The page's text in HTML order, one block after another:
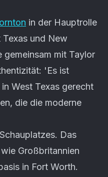
in der Hauptrolle
und New
gemeinsam mit Taylor
'Es ist
West Texas gerecht
die die moderne
Das
Großbritannien
in Fort Worth.